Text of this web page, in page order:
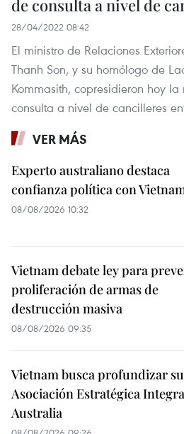
de consulta a nivel de
28/04/2022 08:42
El ministro de Relaciones
Thanh Son, y su homólogo de
Kommasith, copresidieron hoy
consulta a nivel de cancilleres
VER MÁS
Experto australiano destaca
confianza política con
08/08/2026 10:32
Vietnam debate ley para
proliferación de armas de
destrucción masiva
08/08/2026 09:35
Vietnam busca profundizar su
Asociación Estratégica
Australia